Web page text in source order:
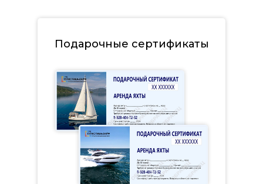
Подарочные сертификаты